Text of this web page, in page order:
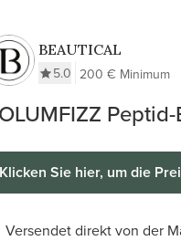
BEAUTICAL
5.0 200 € Minimum
Klicken Sie hier, um die
Versendet direkt von der